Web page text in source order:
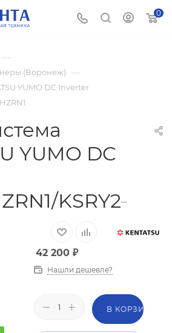
0
—
(Воронеж) —
YUMO DC Inverter
YUMO DC
KSGY26HZRN1/KSRY26HZRN1
42 200₽
Нашли дешевле?
В КОРЗИНУ